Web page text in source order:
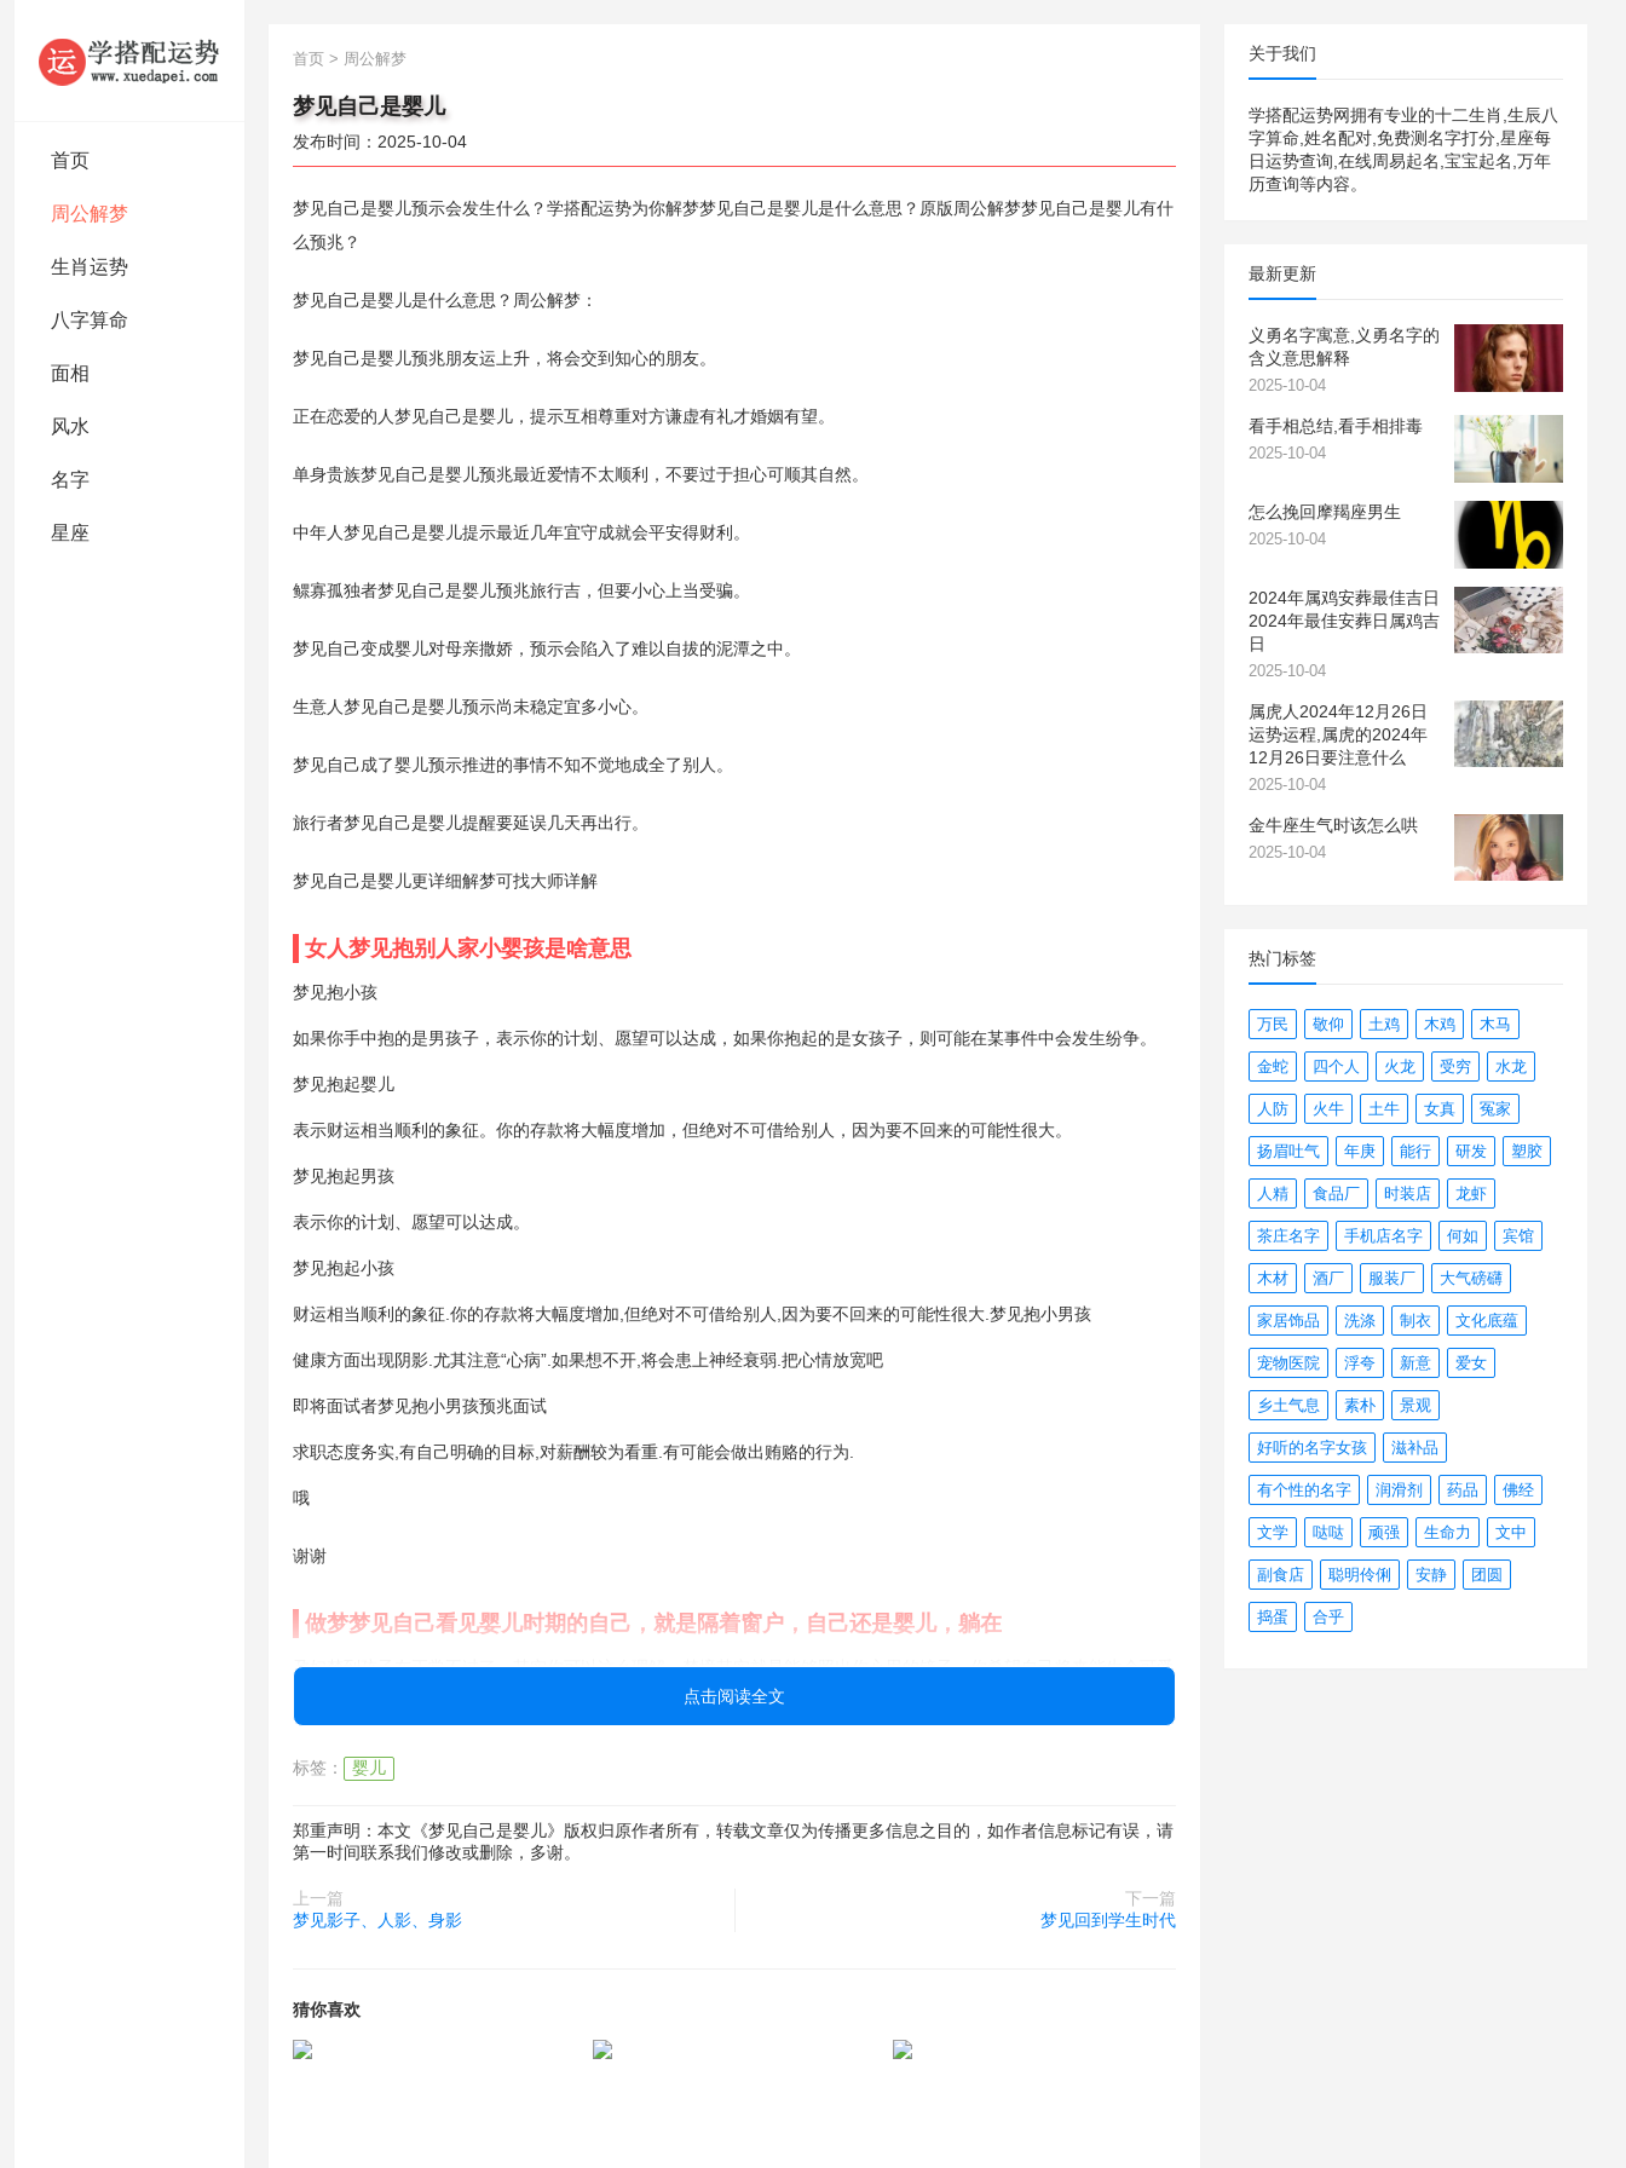
首页
周公解梦
生肖运势
八字算命
面相
风水
名字
星座
首页 > 周公解梦
梦见自己是婴儿
发布时间：2025-10-04
梦见自己是婴儿预示会发生什么？学搭配运势为你解梦梦见自己是婴儿是什么意思？原版周公解梦梦见自己是婴儿有什
么预兆？
梦见自己是婴儿是什么意思？周公解梦：
梦见自己是婴儿预兆朋友运上升，将会交到知心的朋友。
正在恋爱的人梦见自己是婴儿，提示互相尊重对方谦虚有礼才婚姻有望。
单身贵族梦见自己是婴儿预兆最近爱情不太顺利，不要过于担心可顺其自然。
中年人梦见自己是婴儿提示最近几年宜守成就会平安得财利。
鳏寡孤独者梦见自己是婴儿预兆旅行吉，但要小心上当受骗。
梦见自己变成婴儿对母亲撒娇，预示会陷入了难以自拔的泥潭之中。
生意人梦见自己是婴儿预示尚未稳定宜多小心。
梦见自己成了婴儿预示推进的事情不知不觉地成全了别人。
旅行者梦见自己是婴儿提醒要延误几天再出行。
梦见自己是婴儿更详细解梦可找大师详解
女人梦见抱别人家小婴孩是啥意思
梦见抱小孩
如果你手中抱的是男孩子，表示你的计划、愿望可以达成，如果你抱起的是女孩子，则可能在某事件中会发生纷争。
梦见抱起婴儿
表示财运相当顺利的象征。你的存款将大幅度增加，但绝对不可借给别人，因为要不回来的可能性很大。
梦见抱起男孩
表示你的计划、愿望可以达成。
梦见抱起小孩
财运相当顺利的象征.你的存款将大幅度增加,但绝对不可借给别人,因为要不回来的可能性很大.梦见抱小男孩
健康方面出现阴影.尤其注意“心病”.如果想不开,将会患上神经衰弱.把心情放宽吧
即将面试者梦见抱小男孩预兆面试
求职态度务实,有自己明确的目标,对薪酬较为看重.有可能会做出贿赂的行为.
哦
谢谢
做梦梦见自己看见婴儿时期的自己，就是隔着窗户，自己还是婴儿，躺在
孕妇梦到孩子在正常不过了。其实你可以这么理解，梦境其实就是能够照出你心思的镜子。你希望自己将来能生个可爱
大眼睛帅帅的男孩，隔着窗户看雨不过是个幌子，真正的含义就是还未降生的意思，隔着窗子不就是还没有到户外吗。
人家的，这其实反应的是你内心有疑问，就是担心自己将来生的孩子跟你预期的不一样，怀疑自己没有那么好的命。这
道。还有其实完全没必要想那么多，过早的给自己一个预期不是什么好事，不如顺其自然，你会满意的！
点击阅读全文
标签： 婴儿
郑重声明：本文《梦见自己是婴儿》版权归原作者所有，转载文章仅为传播更多信息之目的，如作者信息标记有误，请
第一时间联系我们修改或删除，多谢。
上一篇
梦见影子、人影、身影
下一篇
梦见回到学生时代
猜你喜欢
关于我们
学搭配运势网拥有专业的十二生肖,生辰八
字算命,姓名配对,免费测名字打分,星座每
日运势查询,在线周易起名,宝宝起名,万年
历查询等内容。
最新更新
义勇名字寓意,义勇名字的
含义意思解释
2025-10-04
看手相总结,看手相排毒
2025-10-04
怎么挽回摩羯座男生
2025-10-04
2024年属鸡安葬最佳吉日
2024年最佳安葬日属鸡吉
日
2025-10-04
属虎人2024年12月26日
运势运程,属虎的2024年
12月26日要注意什么
2025-10-04
金牛座生气时该怎么哄
2025-10-04
热门标签
万民 敬仰 土鸡 木鸡 木马
金蛇 四个人 火龙 受穷 水龙
人防 火牛 土牛 女真 冤家
扬眉吐气 年庚 能行 研发 塑胶
人精 食品厂 时装店 龙虾
茶庄名字 手机店名字 何如 宾馆
木材 酒厂 服装厂 大气磅礴
家居饰品 洗涤 制衣 文化底蕴
宠物医院 浮夸 新意 爱女
乡土气息 素朴 景观
好听的名字女孩 滋补品
有个性的名字 润滑剂 药品 佛经
文学 哒哒 顽强 生命力 文中
副食店 聪明伶俐 安静 团圆
捣蛋 合乎